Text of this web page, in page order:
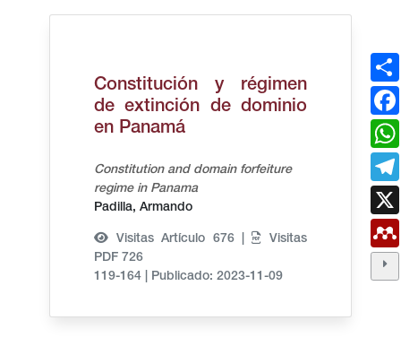
Constitución y régimen
de extinción de dominio
en Panamá
Constitution and domain forfeiture
regime in Panama
Padilla, Armando
Visitas Artículo 676 |
Visitas
PDF 726
119-164
Publicado: 2023-11-09